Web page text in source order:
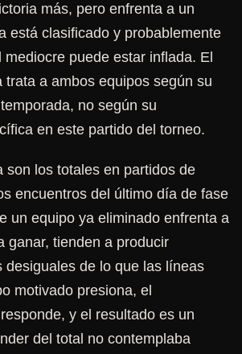
más, pero enfrenta a un
está clasificado y probablemente
puede estar inflada. El
trata a ambos equipos según su
no según su
en este partido del torneo.
son los totales en partidos de
encuentros del último día de fase
un equipo ya eliminado enfrenta a
ganar, tienden a producir
desiguales de lo que las líneas
motivado presiona, el
y el resultado es un
del total no contemplaba